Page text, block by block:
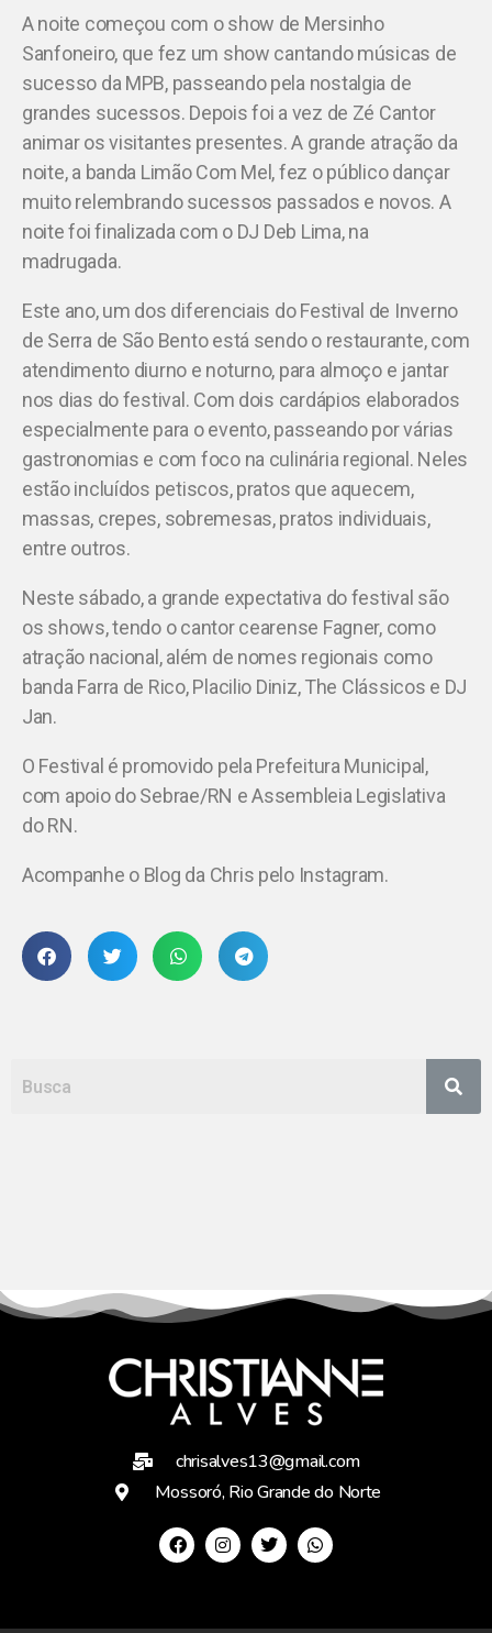
A noite começou com o show de Mersinho
Sanfoneiro, que fez um show cantando músicas de
sucesso da MPB, passeando pela nostalgia de
grandes sucessos. Depois foi a vez de Zé Cantor
animar os visitantes presentes. A grande atração da
noite, a banda Limão Com Mel, fez o público dançar
muito relembrando sucessos passados e novos. A
noite foi finalizada com o DJ Deb Lima, na
madrugada.
Este ano, um dos diferenciais do Festival de Inverno
de Serra de São Bento está sendo o restaurante, com
atendimento diurno e noturno, para almoço e jantar
nos dias do festival. Com dois cardápios elaborados
especialmente para o evento, passeando por várias
gastronomias e com foco na culinária regional. Neles
estão incluídos petiscos, pratos que aquecem,
massas, crepes, sobremesas, pratos individuais,
entre outros.
Neste sábado, a grande expectativa do festival são
os shows, tendo o cantor cearense Fagner, como
atração nacional, além de nomes regionais como
banda Farra de Rico, Placilio Diniz, The Clássicos e DJ
Jan.
O Festival é promovido pela Prefeitura Municipal,
com apoio do Sebrae/RN e Assembleia Legislativa
do RN.
Acompanhe o Blog da Chris pelo Instagram.
chrisalves13@gmail.com
Mossoró, Rio Grande do Norte